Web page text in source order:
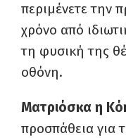
περιμένετε την
χρόνο από
τη φυσική της
οθόνη.
Ματριόσκα η
προσπάθεια για